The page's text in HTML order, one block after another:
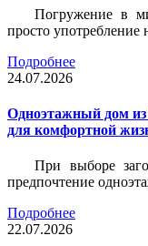
Погружение в
просто употребление
Подробнее
24.07.2026
Одноэтажный дом
для комфортной
При выборе
предпочтение
Подробнее
22.07.2026